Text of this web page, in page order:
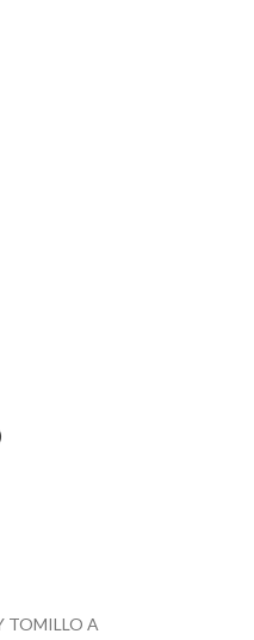
TOMILLO A